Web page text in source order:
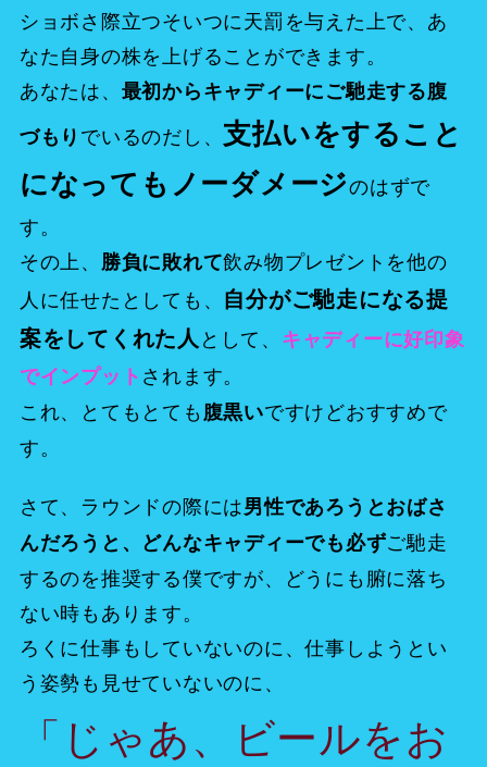
ショボさ際立つそいつに天罰を与えた上で、あ
なた自身の株を上げることができます。
あなたは、 最初からキャディーにご馳走する腹
づもりでいるのだし、 支払いをすること
になってもノーダメージのはずで
す。
その上、 勝負に敗れて飲み物プレゼントを他の
人に任せたとしても、 自分がご馳走になる提
案をしてくれた人として、 キャディーに好印象
でインプットされます。
これ、とてもとても腹黒いですけどおすすめで
す。
さて、ラウンドの際には男性であろうとおばさ
んだろうと、どんなキャディーでも必ずご馳走
するのを推奨する僕ですが、どうにも腑に落ち
ない時もあります。
ろくに仕事もしていないのに、仕事しようとい
う姿勢も見せていないのに、
「じゃあ、ビールをお